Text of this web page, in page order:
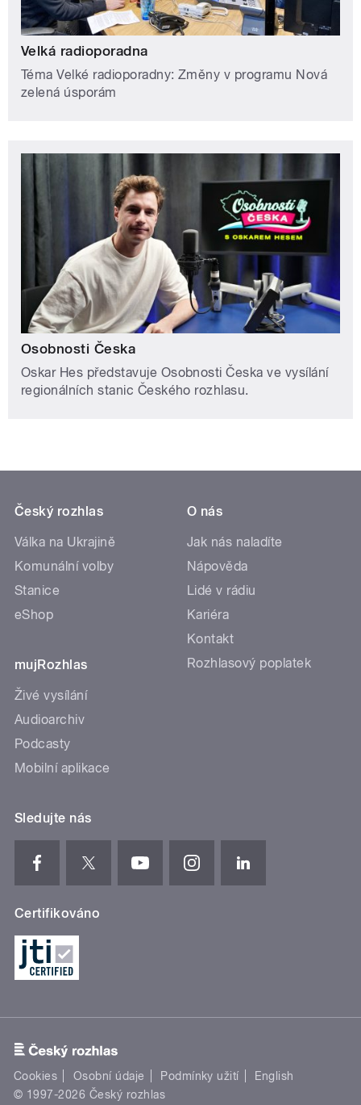
Velká radioporadna
Téma Velké radioporadny: Změny v programu Nová
zelená úsporám
Osobnosti Česka
Oskar Hes představuje Osobnosti Česka ve vysílání
regionálních stanic Českého rozhlasu.
Český rozhlas
Válka na Ukrajině
Komunální volby
Stanice
eShop
mujRozhlas
Živé vysílání
Audioarchiv
Podcasty
Mobilní aplikace
O nás
Jak nás naladíte
Nápověda
Lidé v rádiu
Kariéra
Kontakt
Rozhlasový poplatek
Sledujte nás
Certifikováno
Cookies Osobní údaje Podmínky užití
English
© 1997-2026 Český rozhlas